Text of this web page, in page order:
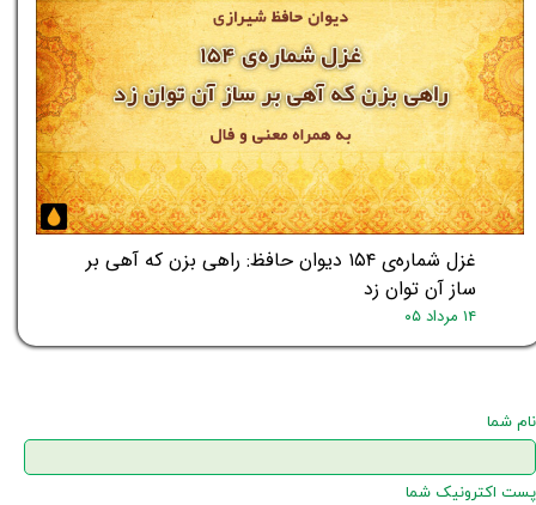
غزل شماره‌ی ۱۵۴ دیوان حافظ: راهی بزن که آهی بر
ساز آن توان زد
۱۴ مرداد ۰۵
نام شما
پست اکترونیک شما